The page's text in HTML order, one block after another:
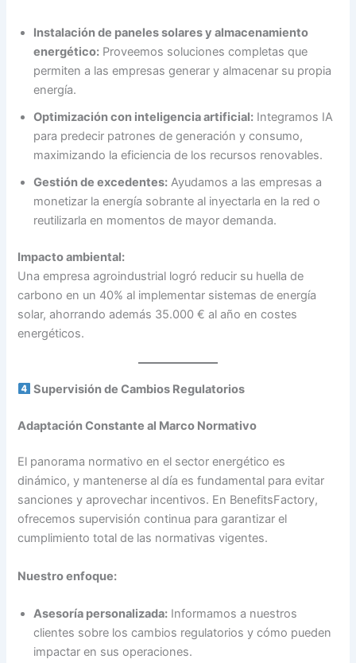
Instalación de paneles solares y almacenamiento
energético: Proveemos soluciones completas que
permiten a las empresas generar y almacenar su propia
energía.
Optimización con inteligencia artificial: Integramos IA
para predecir patrones de generación y consumo,
maximizando la eficiencia de los recursos renovables.
Gestión de excedentes: Ayudamos a las empresas a
monetizar la energía sobrante al inyectarla en la red o
reutilizarla en momentos de mayor demanda.
Impacto ambiental:
Una empresa agroindustrial logró reducir su huella de
carbono en un 40% al implementar sistemas de energía
solar, ahorrando además 35.000 € al año en costes
energéticos.
Supervisión de Cambios Regulatorios
Adaptación Constante al Marco Normativo
El panorama normativo en el sector energético es
dinámico, y mantenerse al día es fundamental para evitar
sanciones y aprovechar incentivos. En BenefitsFactory,
ofrecemos supervisión continua para garantizar el
cumplimiento total de las normativas vigentes.
Nuestro enfoque:
Asesoría personalizada: Informamos a nuestros
clientes sobre los cambios regulatorios y cómo pueden
impactar en sus operaciones.